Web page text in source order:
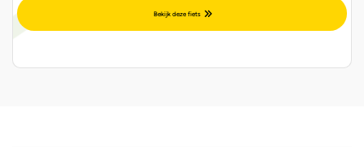
Bekijk deze fiets